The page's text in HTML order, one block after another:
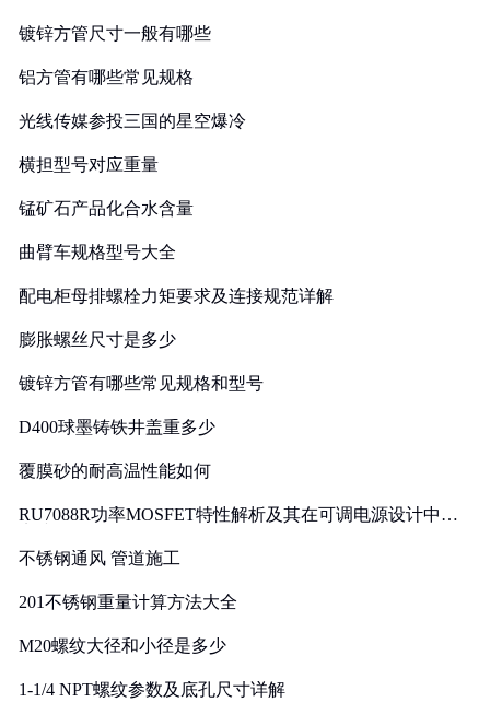
镀锌方管尺寸一般有哪些
铝方管有哪些常见规格
光线传媒参投三国的星空爆冷
横担型号对应重量
锰矿石产品化合水含量
曲臂车规格型号大全
配电柜母排螺栓力矩要求及连接规范详解
膨胀螺丝尺寸是多少
镀锌方管有哪些常见规格和型号
D400球墨铸铁井盖重多少
覆膜砂的耐高温性能如何
RU7088R功率MOSFET特性解析及其在可调电源设计中的
不锈钢通风 管道施工
201不锈钢重量计算方法大全
M20螺纹大径和小径是多少
1-1/4 NPT螺纹参数及底孔尺寸详解